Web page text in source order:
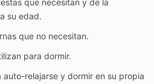
que necesitan y de la
su edad.
que no necesitan.
para dormir.
relajarse y dormir en su propia